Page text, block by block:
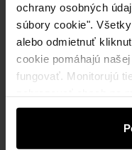
ochrany osobných
súbory cookie".
alebo odmietnuť
cookie pomáhajú
fungovať. Monitorujú
správy, ktoré vás
elektronickom
našu stránku,
Spravovať súbory cookie
O obchode
Pravidlá obchodu
Spôsob platby
Náklady na doručenie
Zákaznícka zóna
Zákazníky klub
Pravidlá propagácie
Starostlivosť o kožu
Spoločnosť
GDPR - Zásady ochrany
Kontakt